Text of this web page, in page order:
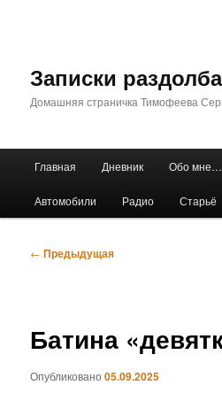
Записки
Домашняя страничка Тимофеева
Главная Дневник Обо мне…
Автомобили Радио Старьё
Навигация
← Предыдущая
Батина
Опубликовано05.09.2025